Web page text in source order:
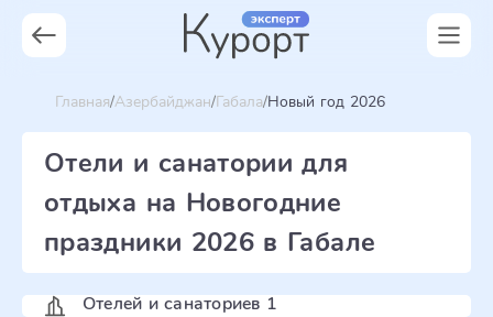
Главная Азербайджан Габала Новый год 2026
Отели и санатории для
отдыха на Новогодние
праздники 2026 в Габале
Отелей и санаториев 1